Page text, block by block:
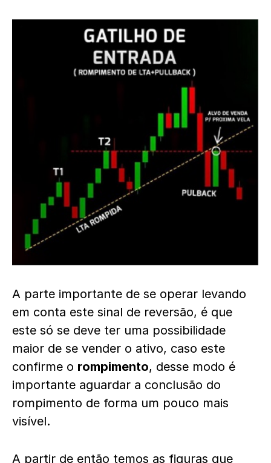
A parte importante de se operar levando
em conta este sinal de reversão, é que
este só se deve ter uma possibilidade
maior de se vender o ativo, caso este
confirme o rompimento, desse modo é
importante aguardar a conclusão do
rompimento de forma um pouco mais
visível.
A partir de então temos as figuras que